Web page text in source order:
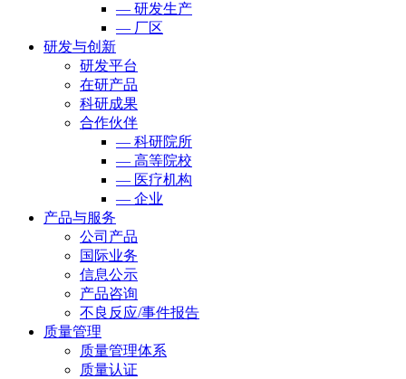
— 研发生产
— 厂区
研发与创新
研发平台
在研产品
科研成果
合作伙伴
— 科研院所
— 高等院校
— 医疗机构
— 企业
产品与服务
公司产品
国际业务
信息公示
产品咨询
不良反应/事件报告
质量管理
质量管理体系
质量认证